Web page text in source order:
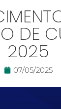
DE
2025
07/05/2025